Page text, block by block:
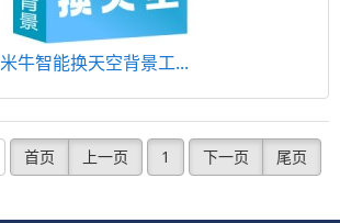
米牛智能换天空背景工...
首页 上一页 1 下一页 尾页